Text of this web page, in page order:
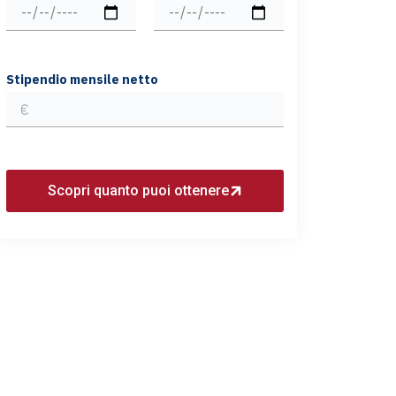
Stipendio mensile netto
Scopri quanto puoi ottenere